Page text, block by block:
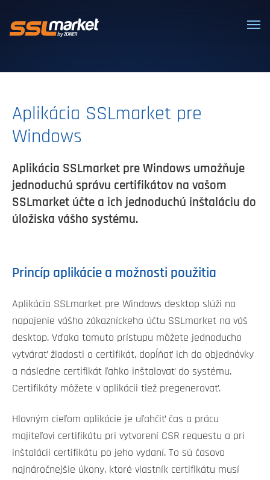
Dôveryhodné SSL/TLS certifikáty
Aplikácia SSLmarket pre
Windows
Aplikácia SSLmarket pre Windows umožňuje
jednoduchú správu certifikátov na vašom
SSLmarket účte a ich jednoduchú inštaláciu do
úložiska vášho systému.
Princíp aplikácie a možnosti použitia
Aplikácia SSLmarket pre Windows desktop slúži na
napojenie vášho zákazníckeho účtu SSLmarket na váš
desktop. Vďaka tomuto prístupu môžete jednoducho
vytvárať žiadosti o certifikát, dopĺňať ich do objednávky
a následne certifikát ľahko inštalovať do systému.
Certifikáty môžete v aplikácii tiež pregenerovať.
Hlavným cieľom aplikácie je uľahčiť čas a prácu
majiteľovi certifikátu pri vytvorení CSR requestu a pri
inštalácii certifikátu po jeho vydaní. To sú časovo
najnáročnejšie úkony, ktoré vlastník certifikátu musí